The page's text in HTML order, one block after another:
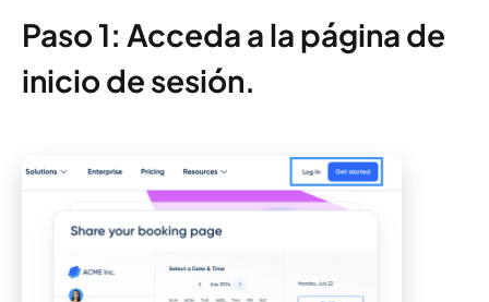
Paso 1: Acceda a la página de
inicio de sesión.